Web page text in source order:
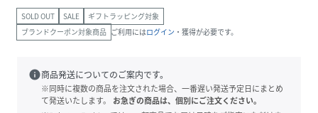
SOLD OUT SALE
ギフトラッピング対象
ブランドクーポン対象商品 ご利用にはログイン ・獲得が必要です。
info商品発送についてのご案内です。
※同時に複数の商品を注文された場合、一番遅い発送予定日にまとめ
て発送いたします。
お急ぎの商品は、個別にご注文ください。